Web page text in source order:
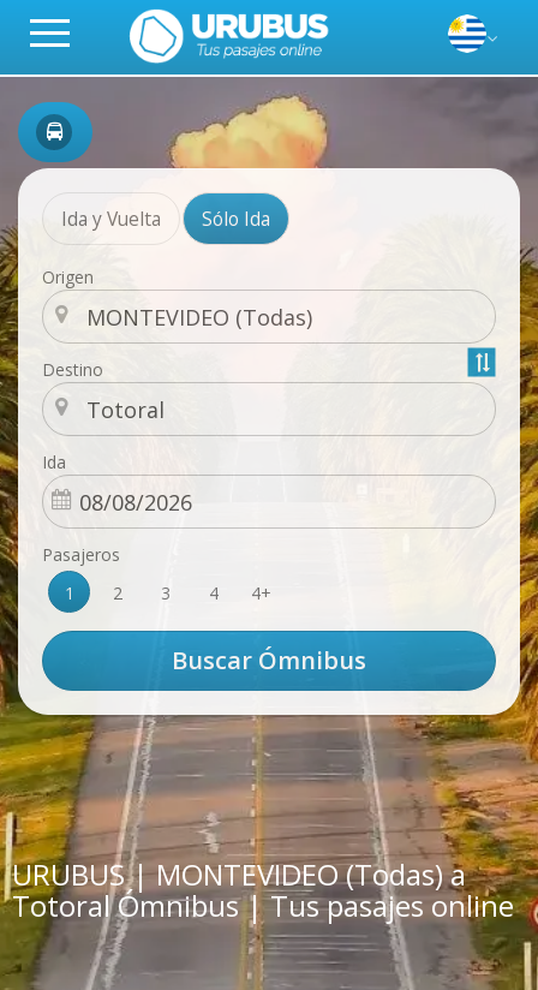
Ida y Vuelta Sólo Ida
Origen
Destino
Ida
Pasajeros
1
2 3 4 4+
URUBUS | MONTEVIDEO (Todas) a
Totoral Ómnibus | Tus pasajes online